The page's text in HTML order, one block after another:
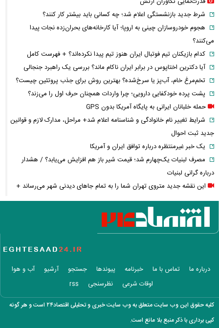
شرط جدید بازنشستگی اعلام شد؛ چه کسانی باید بیشتر کار کنند؟
هجوم خودروسازان چینی به اروپا؛ آیا کارخانه‌های بحران‌زده نجات پیدا
می‌کنند؟
کدام بازیکنان تیم فوتبال ایران هنوز تیم پیدا نکرده‌اند؟ + فهرست کامل
آیا دکترین اختاپوس در برابر ایران ناکام ماند؟ بررسی یک راهبرد جنجالی
تخم‌مرغ خام، آب‌پز یا سرخ‌شده؟ بهترین روش برای جذب پروتئین چیست؟
پشت پرده خودکفایی دارویی؛ چرا واردات همچنان حرف اول را می‌زند؟
حمله خلبانان ایرانی به پایگاه آمریکا بدون GPS
شرایط تغییر نام خانوادگی و شناسنامه اعلام شد+ مراحل، مدارک لازم و قوانین
جدید ثبت احوال
یک خبر غیرمنتظره درباره توافق ایران و آمریکا
مصرف لبنیات یک‌چهارم شد؛ قیمت شیر باز هم افزایش می‌یابد؟ / هشدار
درباره گرانی لبنیات
این نقشه جدید متروی تهران شما را به تمام جاهای دیدنی شهر می‌رساند +
ویدئو
قیمت انواع دستگاه ماینر + جدول
خبر مهم سردار ابن‌الرضا درباره جنگ ایران و آمریکا: به‌زودی خواهند فهمید
زمان پرداخت معوقات فروردین و اردیبهشت بازنشستگان اعلام شد؟
واردات خودرو از منطقه آزاد تهران؛ مناظره داغی که بازار خودرو را تحت تأثیر
حقوق ۲۷۷۱ یورویی برای کارگران؛ کدام کشور رکورددار حداقل دستمزد شد؟
نگاهی به آخرین وضعیت تنگه هرمز
درباره ما تماس با ما خبرنامه پیوندها جستجو آرشیو
آب و هوا
اوقات شرعی
نظرسنجی rss
کلیه حقوق این وب سایت متعلق به وب سایت خبری و تحلیلی اقتصاد۲۴ است و هر گونه
کپی برداری با ذکر منبع بلا مانع است.